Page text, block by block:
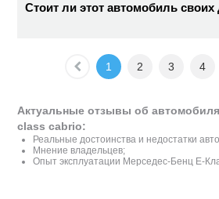
Стоит ли этот автомобиль своих
1 2 3 4
Актуальные отзывы об
class cabrio:
Реальные достоинства и недостатки
Мнение владельцев;
Опыт эксплуатации Мерседес-Бенц E-